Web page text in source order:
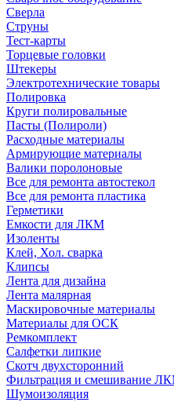
Сверла
Струны
Тест-карты
Торцевые головки
Штекеры
Электротехнические товары
Полировка
Круги полировальные
Пасты (Полироли)
Расходные материалы
Армирующие материалы
Валики поролоновые
Все для ремонта автостекол
Все для ремонта пластика
Герметики
Емкости для ЛКМ
Изоленты
Клей, Хол. сварка
Клипсы
Лента для дизайна
Лента малярная
Маскировочные материалы
Материалы для ОСК
Ремкомплект
Салфетки липкие
Скотч двухсторонний
Фильтрация и смешивание
Шумоизоляция